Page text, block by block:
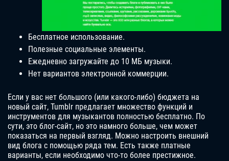
Бесплатное использование.
Полезные социальные элементы.
Ежедневно загружайте до 10 МБ музыки.
Нет вариантов электронной коммерции.
Если у вас нет большого (или какого-либо) бюджета на
новый сайт, Tumblr предлагает множество функций и
инструментов для музыкантов полностью бесплатно. По
сути, это блог-сайт, но это намного больше, чем может
показаться на первый взгляд. Можно настроить внешний
вид блога с помощью ряда тем. Есть также платные
варианты, если необходимо что-то более престижное.